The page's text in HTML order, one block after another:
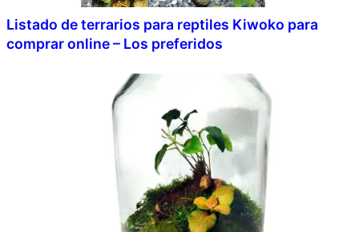
Listado de terrarios para reptiles Kiwoko para
comprar online – Los preferidos